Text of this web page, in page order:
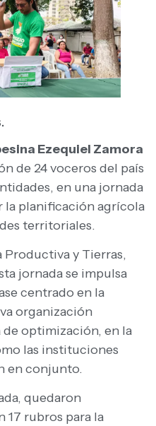
Ezequiel Zamora
de 24 voceros del país
en una jornada
la planificación agrícola
territoriales.
y Tierras,
jornada se impulsa
centrado en la
organización
de optimización, en la
las instituciones
en conjunto.
quedaron
17 rubros para la